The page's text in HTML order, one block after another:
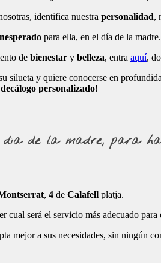
identifica nuestra personalidad,
para ella, en el día de la
de bienestar y belleza, entra aquí,
silueta y quiere conocerse en
decálogo personalizado!
de la madre, para
, 4 de Calafell platja.
cual será el servicio más adecuado para
mejor a sus necesidades, sin ningún